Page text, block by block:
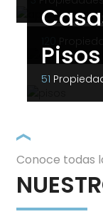
Pisos
51
Conoce todas